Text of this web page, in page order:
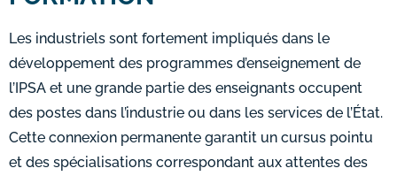
Les industriels sont fortement impliqués dans le
développement des programmes d’enseignement de
l’IPSA et une grande partie des enseignants occupent
des postes dans l’industrie ou dans les services de l’État.
Cette connexion permanente garantit un cursus pointu
et des spécialisations correspondant aux attentes des